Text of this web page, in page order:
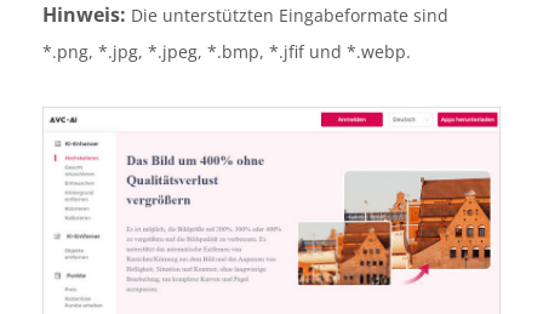
Hinweis: Die unterstützten Eingabeformate sind
*.png, *.jpg, *.jpeg, *.bmp, *.jfif und *.webp.